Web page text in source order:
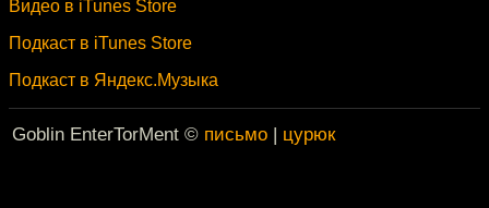
Видео в iTunes Store
Подкаст в iTunes Store
Подкаст в Яндекс.Музыка
Goblin EnterTorMent © письмо | цурюк